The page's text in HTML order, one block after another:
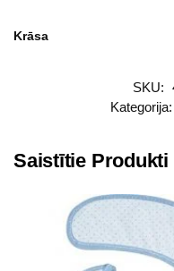
Krāsa
SKU:
Kategorija:
Saistītie Produkti